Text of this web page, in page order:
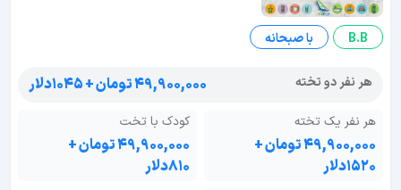
B.B با صبحانه
هر نفر دو تخته ۴۹,۹۰۰,۰۰۰ تومان + ۱۰۴۵دلار
هر نفر یک تخته
۴۹,۹۰۰,۰۰۰ تومان +
۱۵۲۰دلار
کودک با تخت
۴۹,۹۰۰,۰۰۰ تومان +
۸۱۰دلار